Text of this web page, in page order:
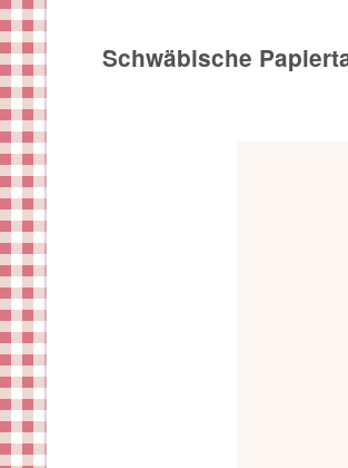
Schwäbische